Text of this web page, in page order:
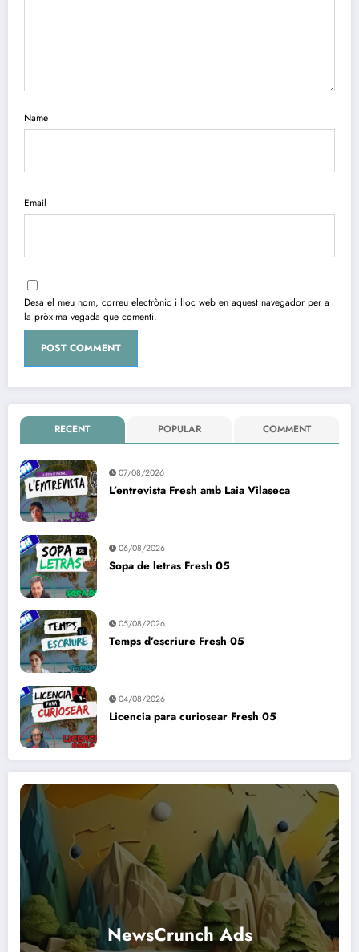
Name
Email
Desa el meu nom, correu electrònic i lloc web en aquest navegador per a
la pròxima vegada que comenti.
RECENT POPULAR COMMENT
07/08/2026
L’entrevista Fresh amb Laia Vilaseca
06/08/2026
Sopa de letras Fresh 05
05/08/2026
Temps d’escriure Fresh 05
04/08/2026
Licencia para curiosear Fresh 05
NewsCrunch Ads